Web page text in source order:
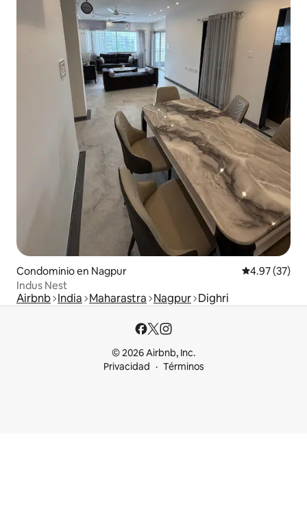
Condominio en Nagpur Calificación
4.97 (37)
Indus Nest
Airbnb India Maharastra Nagpur Dighri
© 2026 Airbnb, Inc.
Privacidad
Términos